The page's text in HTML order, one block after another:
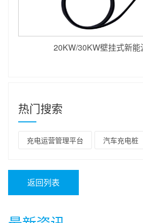
20KW/30KW壁挂式新
热门搜索
充电运营管理平台 汽车充电桩
返回列表